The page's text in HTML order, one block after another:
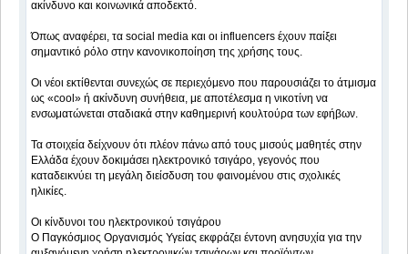
ακίνδυνο και κοινωνικά αποδεκτό.
Όπως αναφέρει, τα social media και οι influencers έχουν παίξει
σημαντικό ρόλο στην κανονικοποίηση της χρήσης τους.
Οι νέοι εκτίθενται συνεχώς σε περιεχόμενο που παρουσιάζει το άτμισμα
ως «cool» ή ακίνδυνη συνήθεια, με αποτέλεσμα η νικοτίνη να
ενσωματώνεται σταδιακά στην καθημερινή κουλτούρα των εφήβων.
Τα στοιχεία δείχνουν ότι πλέον πάνω από τους μισούς μαθητές στην
Ελλάδα έχουν δοκιμάσει ηλεκτρονικό τσιγάρο, γεγονός που
καταδεικνύει τη μεγάλη διείσδυση του φαινομένου στις σχολικές
ηλικίες.
Οι κίνδυνοι του ηλεκτρονικού τσιγάρου
Ο Παγκόσμιος Οργανισμός Υγείας εκφράζει έντονη ανησυχία για την